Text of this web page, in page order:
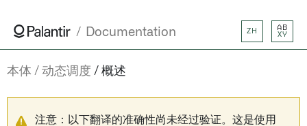
Documentation ZH
AB
XY
本体 动态调度 概述
注意：以下翻译的准确性尚未经过验证。这是使用